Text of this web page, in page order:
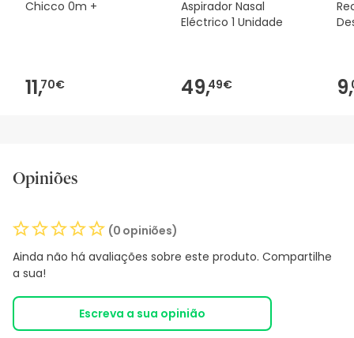
Chicco 0m +
11,70€
Aspirador Nasal
Eléctrico 1 Unidade
49,49€ 9,
Opiniões
(0 opiniões)
Ainda não há avaliações sobre este produto. Compartilhe
a sua!
Escreva a sua opinião